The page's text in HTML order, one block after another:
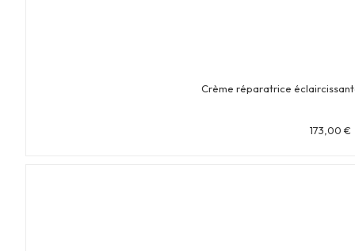
Crème réparatrice
173,00 €